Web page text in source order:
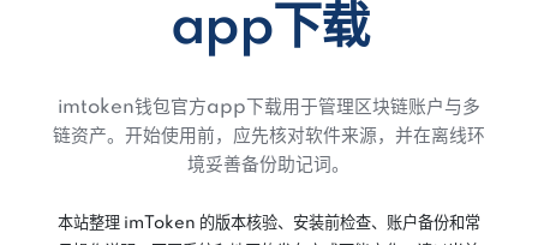
app下载
imtoken钱包官方app下载用于管理区块链账户与多
链资产。开始使用前，应先核对软件来源，并在离线环
境妥善备份助记词。
本站整理 imToken 的版本核验、安装前检查、账户备份和常